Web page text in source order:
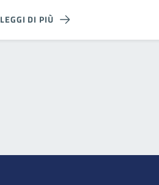
LEGGI DI PIÙ